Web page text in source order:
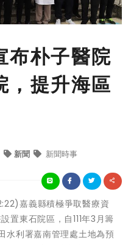
布朴子醫院
，提升海區
新聞 新聞時事
嘉義縣積極爭取醫療資
置東石院區，自111年3月籌
水利署嘉南管理處土地為預